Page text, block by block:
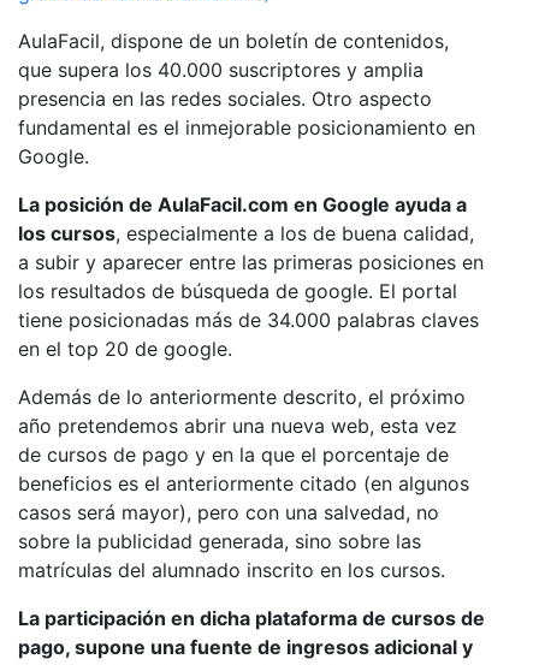
AulaFacil, dispone de un boletín de contenidos,
que supera los 40.000 suscriptores y amplia
presencia en las redes sociales. Otro aspecto
fundamental es el inmejorable posicionamiento en
Google.
La posición de AulaFacil.com en Google ayuda a
los cursos, especialmente a los de buena calidad,
a subir y aparecer entre las primeras posiciones en
los resultados de búsqueda de google. El portal
tiene posicionadas más de 34.000 palabras claves
en el top 20 de google.
Además de lo anteriormente descrito, el próximo
año pretendemos abrir una nueva web, esta vez
de cursos de pago y en la que el porcentaje de
beneficios es el anteriormente citado (en algunos
casos será mayor), pero con una salvedad, no
sobre la publicidad generada, sino sobre las
matrículas del alumnado inscrito en los cursos.
La participación en dicha plataforma de cursos de
pago, supone una fuente de ingresos adicional y